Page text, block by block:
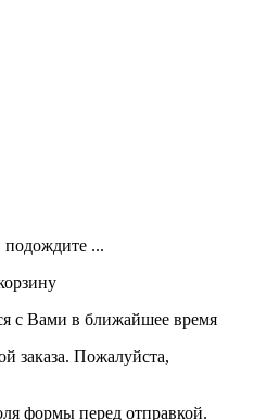
подождите ...
с Вами в ближайшее время
заказа. Пожалуйста,
формы перед отправкой.